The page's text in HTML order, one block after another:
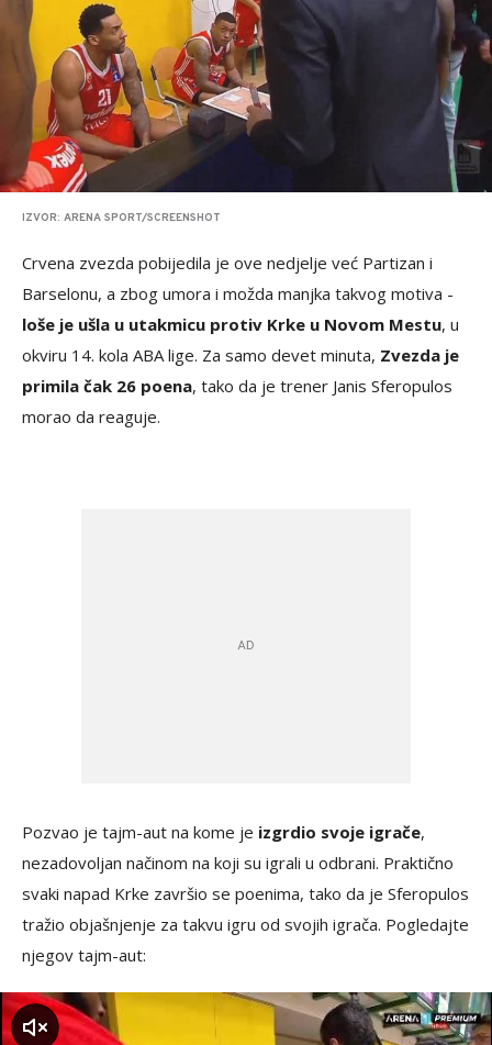
IZVOR: ARENA SPORT/SCREENSHOT
Crvena zvezda pobijedila je ove nedjelje već Partizan i
Barselonu, a zbog umora i možda manjka takvog motiva -
loše je ušla u utakmicu protiv Krke u Novom Mestu, u
okviru 14. kola ABA lige. Za samo devet minuta, Zvezda je
primila čak 26 poena, tako da je trener Janis Sferopulos
morao da reaguje.
Pozvao je tajm-aut na kome je izgrdio svoje igrače,
nezadovoljan načinom na koji su igrali u odbrani. Praktično
svaki napad Krke završio se poenima, tako da je Sferopulos
tražio objašnjenje za takvu igru od svojih igrača. Pogledajte
njegov tajm-aut: